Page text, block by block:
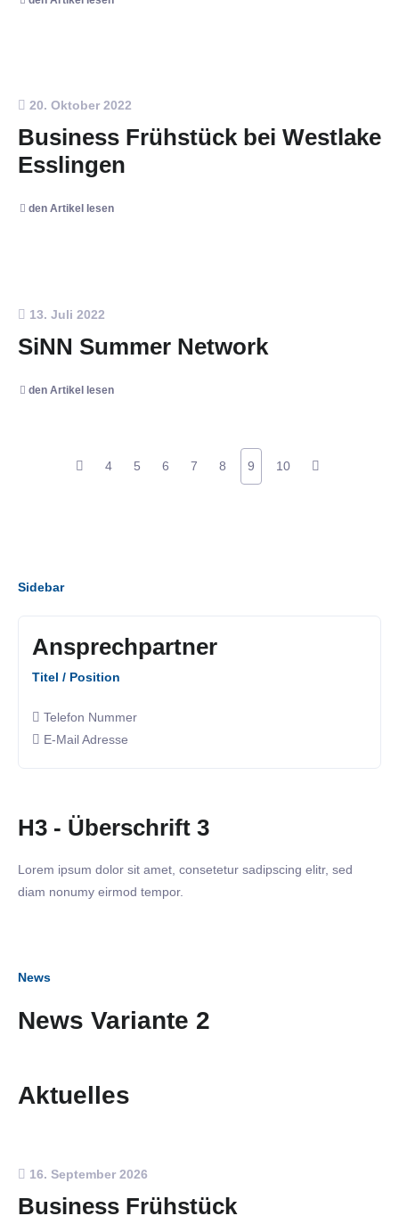
20. Oktober 2022
Business Frühstück bei Westlake
Esslingen
den Artikel lesen
13. Juli 2022
SiNN Summer Network
den Artikel lesen
4 5 6 7 8 9 10
Sidebar
Ansprechpartner
Titel / Position
Telefon Nummer
E-Mail Adresse
H3 - Überschrift 3
Lorem ipsum dolor sit amet, consetetur sadipscing elitr, sed
diam nonumy eirmod tempor.
News
News Variante 2
Aktuelles
16. September 2026
Business Frühstück